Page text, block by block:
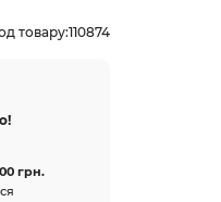
товару:110874
грн.